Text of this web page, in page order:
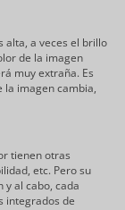
alta, a veces el brillo
de la imagen
muy extraña. Es
la imagen cambia,
tienen otras
etc. Pero su
y al cabo, cada
integrados de